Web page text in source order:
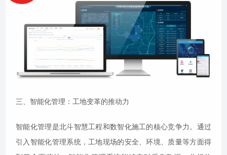
三、智能化管理：工地变革的推动力
智能化管理是北斗智慧工程和数智化施工的核心竞争力。通过
引入智能化管理系统，工地现场的安全、环境、质量等方面得